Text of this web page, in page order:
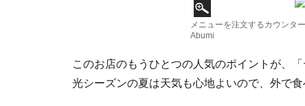
メニューを注文するカウンタ
Abumi
このお店のもうひとつの人気のポイントが、
光シーズンの夏は天気も心地よいので、外で